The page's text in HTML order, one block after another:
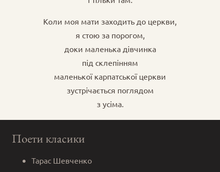
Коли моя мати заходить до церкви,
я стою за порогом,
доки маленька дівчинка
під склепінням
маленької карпатської церкви
зустрічається поглядом
з усіма.
Поети класики
Тарас Шевченко